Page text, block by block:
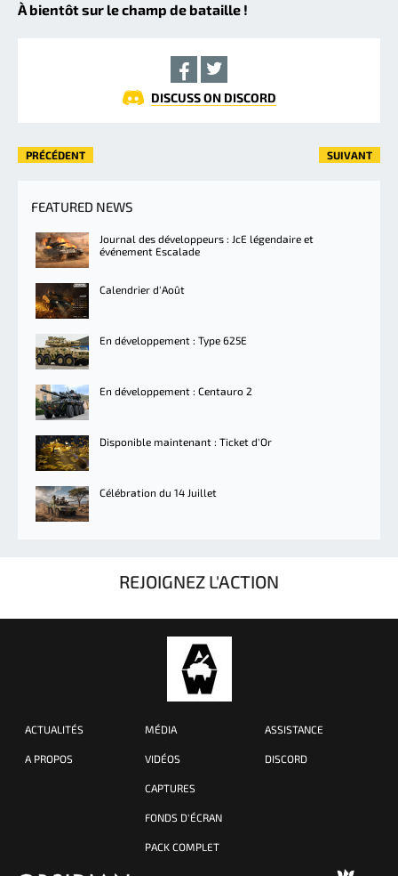
À bientôt sur le champ de bataille !
DISCUSS ON DISCORD
PRÉCÉDENT SUIVANT
FEATURED NEWS
Journal des développeurs : JcE légendaire et
événement Escalade
Calendrier d'Août
En développement : Type 625E
En développement : Centauro 2
Disponible maintenant : Ticket d'Or
Célébration du 14 Juillet
REJOIGNEZ L'ACTION
ACTUALITÉS
A PROPOS
MÉDIA
VIDÉOS
CAPTURES
FONDS D'ÉCRAN
PACK COMPLET
ASSISTANCE
DISCORD